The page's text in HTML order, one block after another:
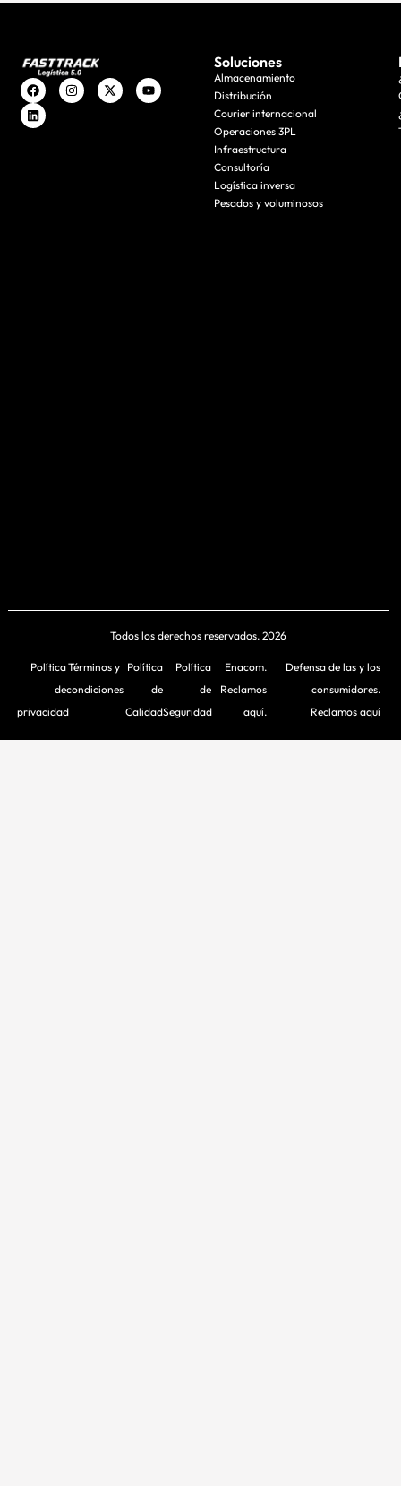
Soluciones
Almacenamiento
Distribución
Courier internacional
Operaciones 3PL
Infraestructura
Consultoría
Logística inversa
Pesados y voluminosos
Todos los derechos reservados. 2026
Política
de
privacidad
Términos y
condiciones
Política
de
Calidad
Política
de
Seguridad
Enacom.
Reclamos
aquí.
Defensa de las y los
consumidores.
Reclamos aquí